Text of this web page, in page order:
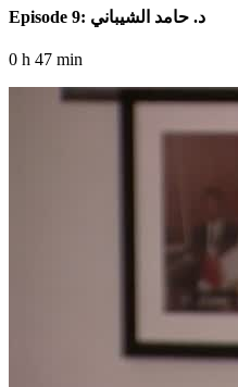
Episode 9: د. حامد الشيباني
0 h 47 min